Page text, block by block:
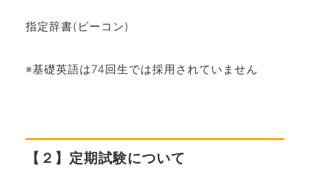
指定辞書(ビーコン)
※基礎英語は74回生では採用されていません
【２】定期試験について